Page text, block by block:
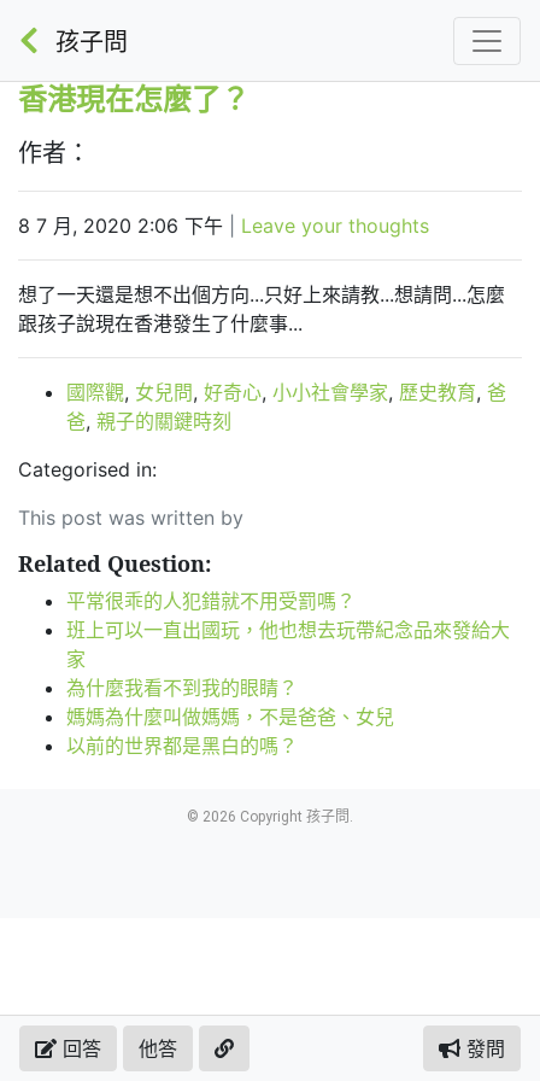
孩子問
香港現在怎麼了？
作者：
8 7 月, 2020 2:06 下午 Leave your thoughts
想了一天還是想不出個方向...只好上來請教...想請問...怎麼
跟孩子說現在香港發生了什麼事...
國際觀, 女兒問, 好奇心, 小小社會學家, 歷史教育, 爸
爸, 親子的關鍵時刻
Categorised in:
This post was written by
Related Question:
平常很乖的人犯錯就不用受罰嗎？
班上可以一直出國玩，他也想去玩帶紀念品來發給大
家
為什麼我看不到我的眼睛？
媽媽為什麼叫做媽媽，不是爸爸、女兒
以前的世界都是黑白的嗎？
© 2026 Copyright 孩子問.
回答 他答 發問